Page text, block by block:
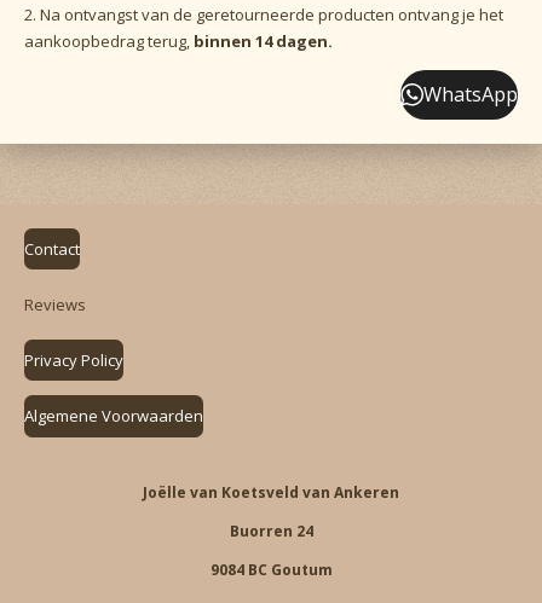
2. Na ontvangst van de geretourneerde producten ontvang je het
aankoopbedrag terug, binnen 14 dagen.
WhatsApp
Contact
Reviews
Privacy Policy
Algemene Voorwaarden
Joëlle van Koetsveld van Ankeren
Buorren 24
9084 BC Goutum